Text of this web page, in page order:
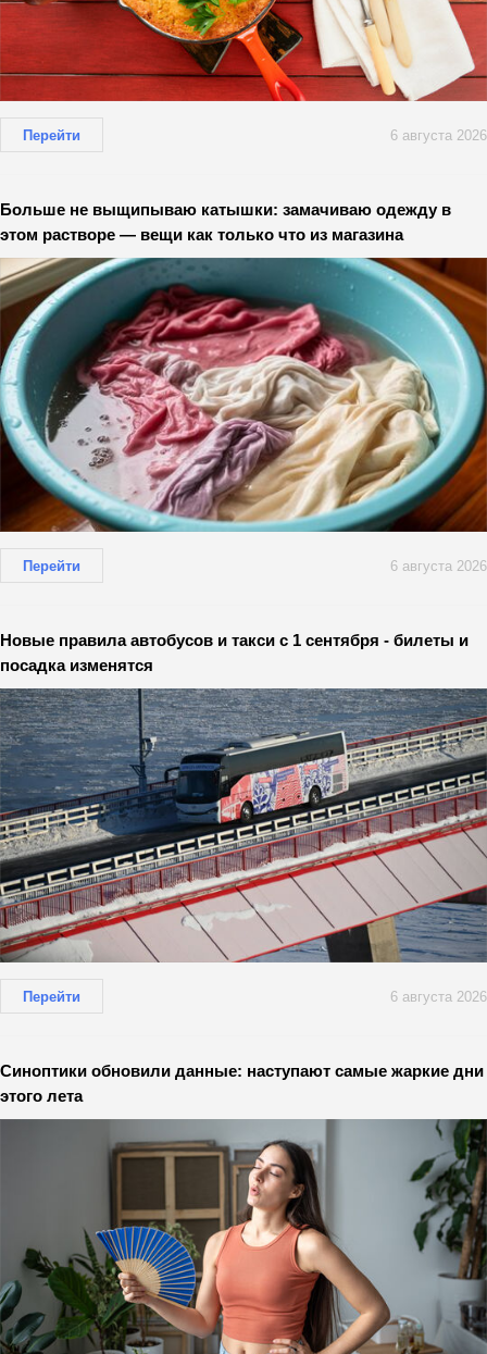
Перейти 6 августа 2026
Больше не выщипываю катышки: замачиваю одежду в
этом растворе — вещи как только что из магазина
Перейти 6 августа 2026
Новые правила автобусов и такси с 1 сентября - билеты и
посадка изменятся
Перейти 6 августа 2026
Синоптики обновили данные: наступают самые жаркие дни
этого лета